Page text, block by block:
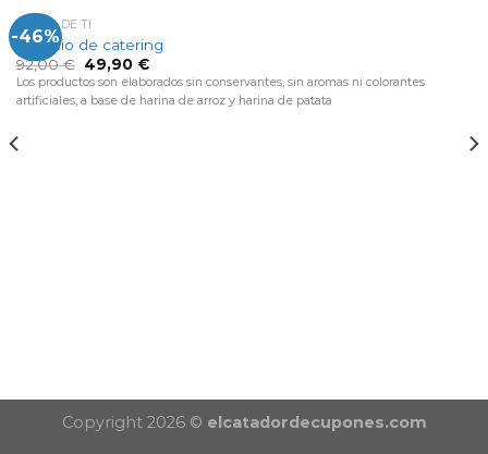
-46%
CERCA DE TI
Servicio de catering
92,00€ 49,90 €
Los productos son elaborados sin conservantes, sin aromas ni colorantes
artificiales, a base de harina de arroz y harina de patata
Copyright 2026 © elcatadordecupones.com